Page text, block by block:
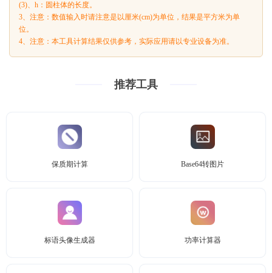
(3)、h：圆柱体的长度。
3、注意：数值输入时请注意是以厘米(cm)为单位，结果是平方米为单
位。
4、注意：本工具计算结果仅供参考，实际应用请以专业设备为准。
推荐工具
保质期计算 Base64转图片
标语头像生成器 功率计算器